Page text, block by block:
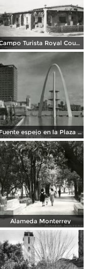
Campo Turista Royal Courts
Fuente espejo en la Plaza Zaragoza
Alameda Monterrey